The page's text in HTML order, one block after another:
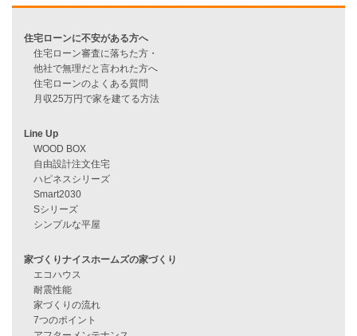
資料請求
見学会情報
住宅ローンに不安がある方へ
住宅ローン審査に落ちた方・
他社で無理だと言われた方へ
住宅ローンのよくある質問
月収25万円で家を建てる方法